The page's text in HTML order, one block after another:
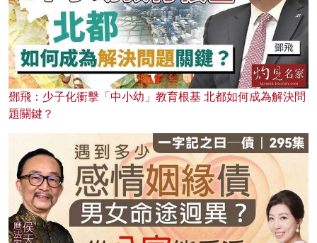
鄧飛：少子化衝擊「中小幼」教育根基 北都如何成為解決問
題關鍵？